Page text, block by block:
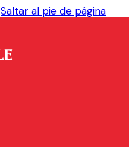
Saltar al pie de página